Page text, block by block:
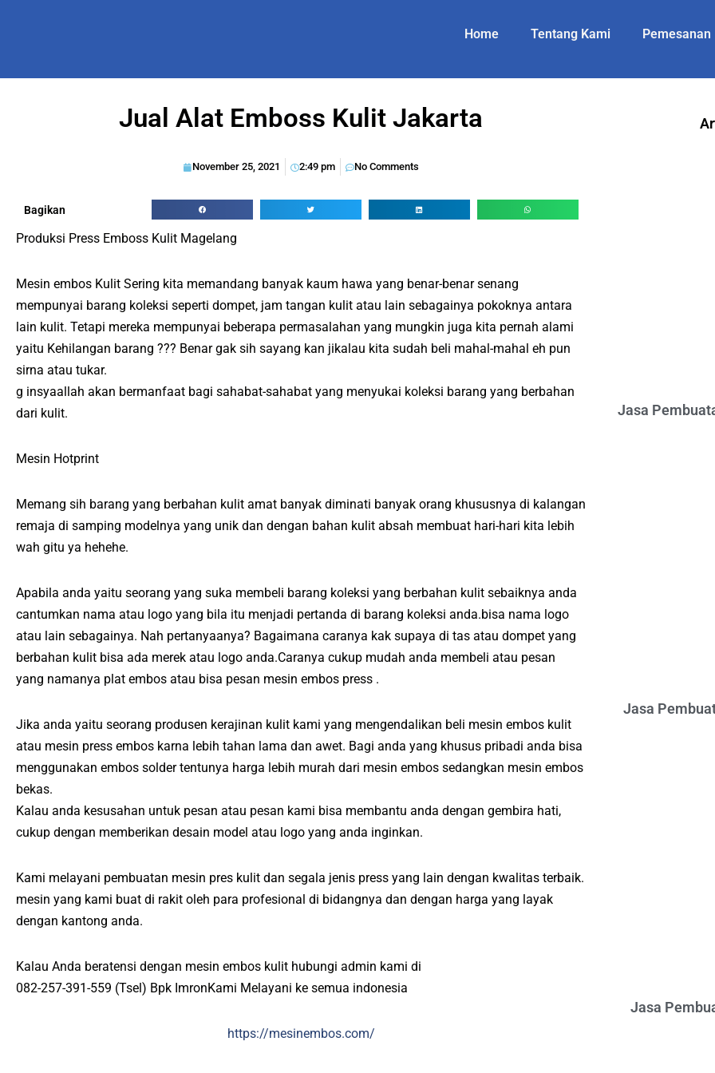
Home Tentang Kami Pemesanan
Jual Alat Emboss Kulit Jakarta
November 25, 2021 2:49 pm No Comments
Bagikan
Produksi Press Emboss Kulit Magelang
Mesin embos Kulit Sering kita memandang banyak kaum hawa yang benar-benar senang
mempunyai barang koleksi seperti dompet, jam tangan kulit atau lain sebagainya pokoknya antara
lain kulit. Tetapi mereka mempunyai beberapa permasalahan yang mungkin juga kita pernah alami
yaitu Kehilangan barang ??? Benar gak sih sayang kan jikalau kita sudah beli mahal-mahal eh pun
sirna atau tukar.
g insyaallah akan bermanfaat bagi sahabat-sahabat yang menyukai koleksi barang yang berbahan
dari kulit.
Mesin Hotprint
Memang sih barang yang berbahan kulit amat banyak diminati banyak orang khususnya di kalangan
remaja di samping modelnya yang unik dan dengan bahan kulit absah membuat hari-hari kita lebih
wah gitu ya hehehe.
Apabila anda yaitu seorang yang suka membeli barang koleksi yang berbahan kulit sebaiknya anda
cantumkan nama atau logo yang bila itu menjadi pertanda di barang koleksi anda.bisa nama logo
atau lain sebagainya. Nah pertanyaanya? Bagaimana caranya kak supaya di tas atau dompet yang
berbahan kulit bisa ada merek atau logo anda.Caranya cukup mudah anda membeli atau pesan
yang namanya plat embos atau bisa pesan mesin embos press .
Jika anda yaitu seorang produsen kerajinan kulit kami yang mengendalikan beli mesin embos kulit
atau mesin press embos karna lebih tahan lama dan awet. Bagi anda yang khusus pribadi anda bisa
menggunakan embos solder tentunya harga lebih murah dari mesin embos sedangkan mesin embos
bekas.
Kalau anda kesusahan untuk pesan atau pesan kami bisa membantu anda dengan gembira hati,
cukup dengan memberikan desain model atau logo yang anda inginkan.
Kami melayani pembuatan mesin pres kulit dan segala jenis press yang lain dengan kwalitas terbaik.
mesin yang kami buat di rakit oleh para profesional di bidangnya dan dengan harga yang layak
dengan kantong anda.
Kalau Anda beratensi dengan mesin embos kulit hubungi admin kami di
082-257-391-559 (Tsel) Bpk ImronKami Melayani ke semua indonesia
https://mesinembos.com/
Jasa
Jasa
Jasa